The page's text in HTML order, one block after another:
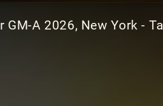
GM-A 2026, New York -